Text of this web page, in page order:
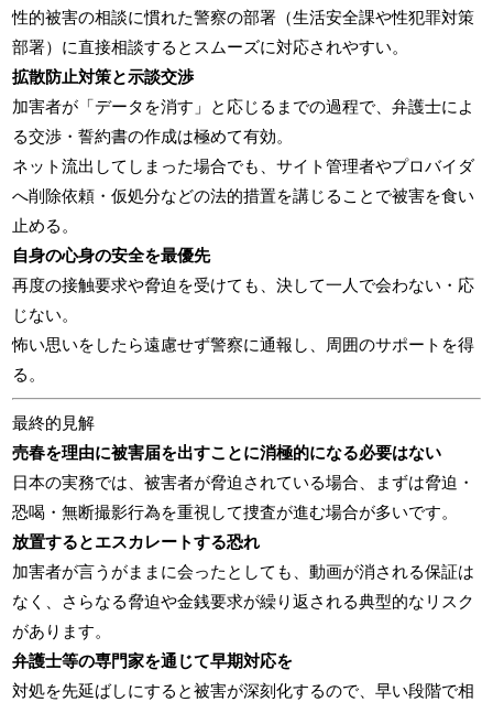
性的被害の相談に慣れた警察の部署（生活安全課や性犯罪対策
部署）に直接相談するとスムーズに対応されやすい。
拡散防止対策と示談交渉
加害者が「データを消す」と応じるまでの過程で、弁護士によ
る交渉・誓約書の作成は極めて有効。
ネット流出してしまった場合でも、サイト管理者やプロバイダ
へ削除依頼・仮処分などの法的措置を講じることで被害を食い
止める。
自身の心身の安全を最優先
再度の接触要求や脅迫を受けても、決して一人で会わない・応
じない。
怖い思いをしたら遠慮せず警察に通報し、周囲のサポートを得
る。
最終的見解
売春を理由に被害届を出すことに消極的になる必要はない
日本の実務では、被害者が脅迫されている場合、まずは脅迫・
恐喝・無断撮影行為を重視して捜査が進む場合が多いです。
放置するとエスカレートする恐れ
加害者が言うがままに会ったとしても、動画が消される保証は
なく、さらなる脅迫や金銭要求が繰り返される典型的なリスク
があります。
弁護士等の専門家を通じて早期対応を
対処を先延ばしにすると被害が深刻化するので、早い段階で相